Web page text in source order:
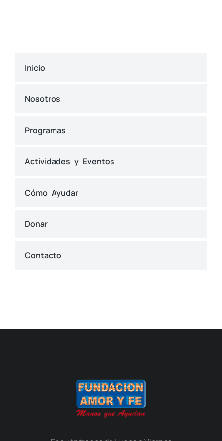
Inicio
Nosotros
Programas
Actividades y Eventos
Cómo Ayudar
Donar
Contacto